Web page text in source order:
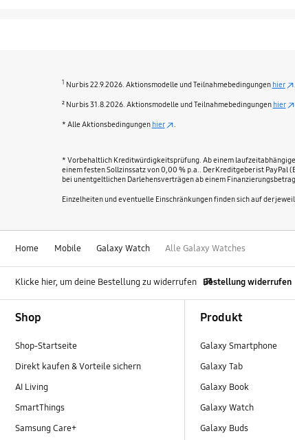
1 Nur bis 22.9.2026. Aktionsmodelle und Teilnahmebedingungen hier
² Nur bis 31.8.2026. Aktionsmodelle und Teilnahmebedingungen hier
* Alle Aktionsbedingungen hier .
* Vorbehaltlich Kreditwürdigkeitsprüfung. Ab einem
einem festen Sollzinssatz von 0,00 % p.a.. Der Kreditgeber ist PayPal
bei unentgeltlichen Darlehensverträgen ab einem
Einzelheiten und eventuelle Einschränkungen finden sich auf der
Home Mobile Galaxy Watch Alle Galaxy Watches
Klicke hier, um deine Bestellung zu widerrufen Bestellung widerrufen
Shop
Shop-Startseite
Direkt kaufen & Vorteile sichern
AI Living
SmartThings
Samsung Care+
Produkt
Galaxy Smartphone
Galaxy Tab
Galaxy Book
Galaxy Watch
Galaxy Buds